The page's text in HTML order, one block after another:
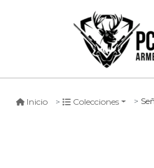
Inicio Colecciones